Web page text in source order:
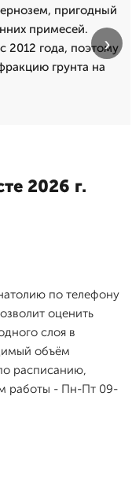
пригодный
примесей.
2012 года, поэтому
грунта на
›
2026 г.
по телефону
оценить
слоя в
объём
расписанию,
работы - Пн-Пт 09-